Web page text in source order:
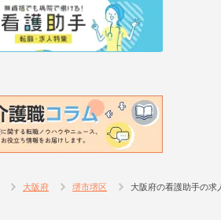
大阪府 堺市堺区 大阪府の看護助手の求